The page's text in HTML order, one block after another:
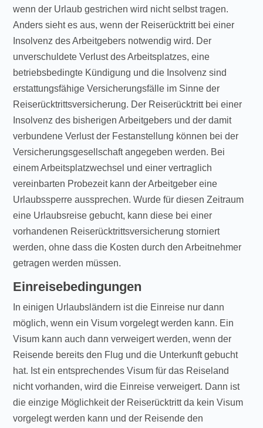
wenn der Urlaub gestrichen wird nicht selbst tragen.
Anders sieht es aus, wenn der Reiserücktritt bei einer
Insolvenz des Arbeitgebers notwendig wird. Der
unverschuldete Verlust des Arbeitsplatzes, eine
betriebsbedingte Kündigung und die Insolvenz sind
erstattungsfähige Versicherungsfälle im Sinne der
Reiserücktrittsversicherung. Der Reiserücktritt bei einer
Insolvenz des bisherigen Arbeitgebers und der damit
verbundene Verlust der Festanstellung können bei der
Versicherungsgesellschaft angegeben werden. Bei
einem Arbeitsplatzwechsel und einer vertraglich
vereinbarten Probezeit kann der Arbeitgeber eine
Urlaubssperre aussprechen. Wurde für diesen Zeitraum
eine Urlaubsreise gebucht, kann diese bei einer
vorhandenen Reiserücktrittsversicherung storniert
werden, ohne dass die Kosten durch den Arbeitnehmer
getragen werden müssen.
Einreisebedingungen
In einigen Urlaubsländern ist die Einreise nur dann
möglich, wenn ein Visum vorgelegt werden kann. Ein
Visum kann auch dann verweigert werden, wenn der
Reisende bereits den Flug und die Unterkunft gebucht
hat. Ist ein entsprechendes Visum für das Reiseland
nicht vorhanden, wird die Einreise verweigert. Dann ist
die einzige Möglichkeit der Reiserücktritt da kein Visum
vorgelegt werden kann und der Reisende den